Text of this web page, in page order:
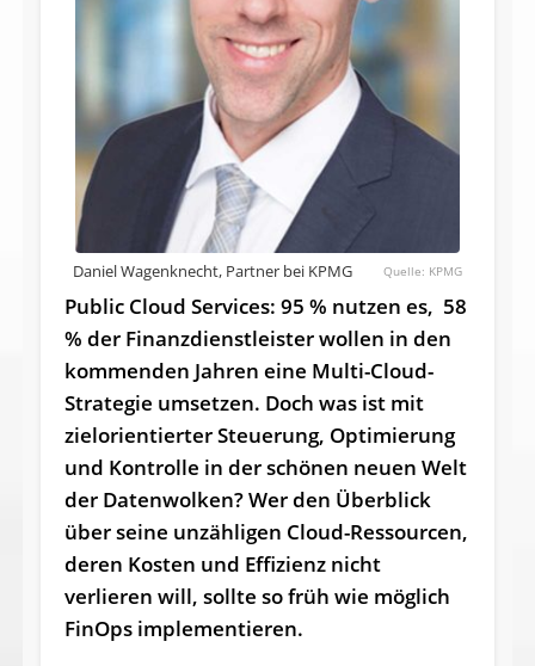
Daniel Wagenknecht, Partner bei KPMG KPMG
Public Cloud Services: 95 % nutzen es, 58
% der Finanzdienstleister wollen in den
kommenden Jahren eine Multi-Cloud-
Strategie umsetzen. Doch was ist mit
zielorientierter Steuerung, Optimierung
und Kontrolle in der schönen neuen Welt
der Datenwolken? Wer den Überblick
über seine unzähligen Cloud-Ressourcen,
deren Kosten und Effizienz nicht
verlieren will, sollte so früh wie möglich
FinOps implementieren.